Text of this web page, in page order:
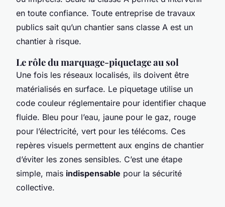
en toute confiance. Toute entreprise de travaux
publics sait qu’un chantier sans classe A est un
chantier à risque.
Le rôle du marquage-piquetage au sol
Une fois les réseaux localisés, ils doivent être
matérialisés en surface. Le piquetage utilise un
code couleur réglementaire pour identifier chaque
fluide. Bleu pour l’eau, jaune pour le gaz, rouge
pour l’électricité, vert pour les télécoms. Ces
repères visuels permettent aux engins de chantier
d’éviter les zones sensibles. C’est une étape
simple, mais indispensable pour la sécurité
collective.